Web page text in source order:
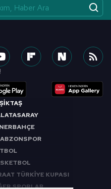
TÜRKİYE KUPASI
SPORLAR